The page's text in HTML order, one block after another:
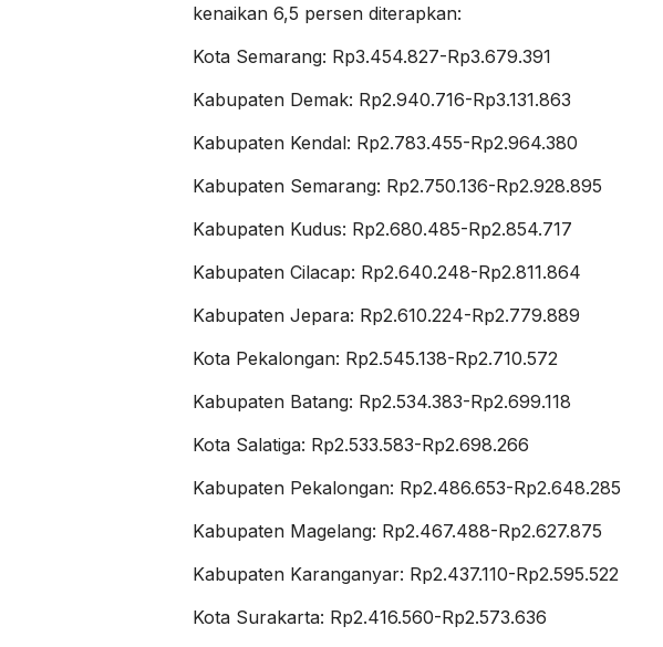
kenaikan 6,5 persen diterapkan:
Kota Semarang: Rp3.454.827-Rp3.679.391
Kabupaten Demak: Rp2.940.716-Rp3.131.863
Kabupaten Kendal: Rp2.783.455-Rp2.964.380
Kabupaten Semarang: Rp2.750.136-Rp2.928.895
Kabupaten Kudus: Rp2.680.485-Rp2.854.717
Kabupaten Cilacap: Rp2.640.248-Rp2.811.864
Kabupaten Jepara: Rp2.610.224-Rp2.779.889
Kota Pekalongan: Rp2.545.138-Rp2.710.572
Kabupaten Batang: Rp2.534.383-Rp2.699.118
Kota Salatiga: Rp2.533.583-Rp2.698.266
Kabupaten Pekalongan: Rp2.486.653-Rp2.648.285
Kabupaten Magelang: Rp2.467.488-Rp2.627.875
Kabupaten Karanganyar: Rp2.437.110-Rp2.595.522
Kota Surakarta: Rp2.416.560-Rp2.573.636